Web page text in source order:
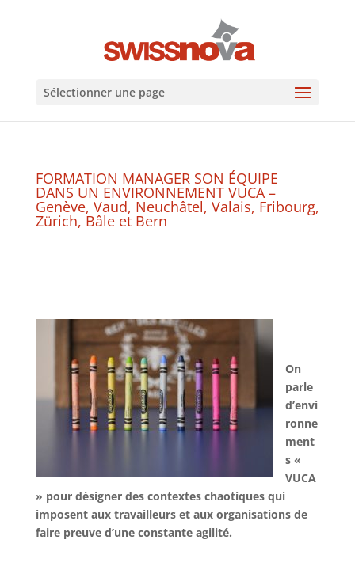
Sélectionner une page
FORMATION MANAGER SON ÉQUIPE
DANS UN ENVIRONNEMENT VUCA –
Genève, Vaud, Neuchâtel, Valais, Fribourg,
Zürich, Bâle et Bern
On
parle
d’envi
ronne
ment
s «
VUCA
» pour désigner des contextes chaotiques qui
imposent aux travailleurs et aux organisations de
faire preuve d’une constante agilité.